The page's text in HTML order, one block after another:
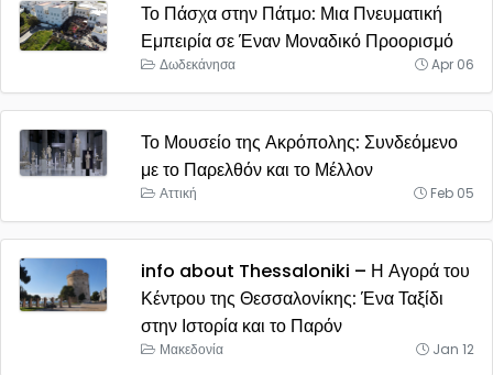
Το Πάσχα στην Πάτμο: Μια Πνευματική
Εμπειρία σε Έναν Μοναδικό Προορισμό
Δωδεκάνησα Apr 06
Το Μουσείο της Ακρόπολης: Συνδεόμενο
με το Παρελθόν και το Μέλλον
Αττική Feb 05
info about Thessaloniki – Η Αγορά του
Κέντρου της Θεσσαλονίκης: Ένα Ταξίδι
στην Ιστορία και το Παρόν
Μακεδονία Jan 12